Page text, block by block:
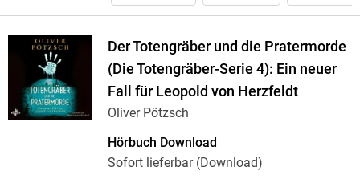
Der Totengräber und die Pratermorde
(Die Totengräber-Serie 4): Ein neuer
Fall für Leopold von Herzfeldt
Oliver Pötzsch
Hörbuch Download
Sofort lieferbar (Download)